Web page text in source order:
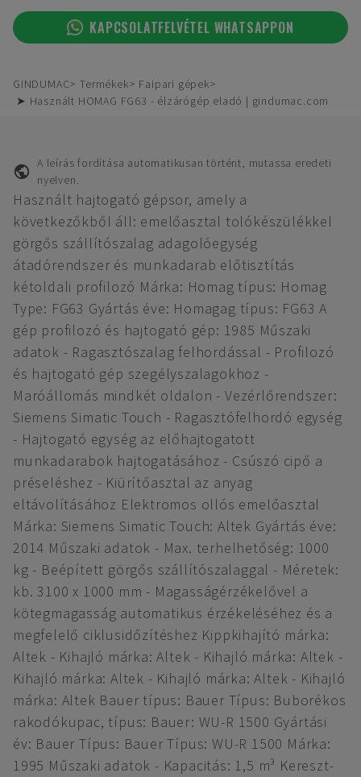
KAPCSOLATFELVÉTEL WHATSAPPON
GINDUMAC Termékek
Faipari gépek
➤ Használt HOMAG FG63 - élzárógép eladó | gindumac.com
A leírás fordítása automatikusan történt, mutassa eredeti
nyelven.
Használt hajtogató gépsor, amely a
következőkből áll: emelőasztal tolókészülékkel
görgős szállítószalag adagolóegység
átadórendszer és munkadarab előtisztítás
kétoldali profilozó Márka: Homag típus: Homag
Type: FG63 Gyártás éve: Homagag típus: FG63 A
gép profilozó és hajtogató gép: 1985 Műszaki
adatok - Ragasztószalag felhordással - Profilozó
és hajtogató gép szegélyszalagokhoz -
Maróállomás mindkét oldalon - Vezérlőrendszer:
Siemens Simatic Touch - Ragasztófelhordó egység
- Hajtogató egység az előhajtogatott
munkadarabok hajtogatásához - Csúszó cipő a
préseléshez - Kiürítőasztal az anyag
eltávolításához Elektromos ollós emelőasztal
Márka: Siemens Simatic Touch: Altek Gyártás éve:
2014 Műszaki adatok - Max. terhelhetőség: 1000
kg - Beépített görgős szállítószalaggal - Méretek:
kb. 3100 x 1000 mm - Magasságérzékelővel a
kötegmagasság automatikus érzékeléséhez és a
megfelelő ciklusidőzítéshez Kippkihajító márka:
Altek - Kihajló márka: Altek - Kihajló márka: Altek -
Kihajló márka: Altek - Kihajló márka: Altek - Kihajló
márka: Altek Bauer típus: Bauer Típus: Buborékos
rakodókupac, típus: Bauer: WU-R 1500 Gyártási
év: Bauer Típus: Bauer Típus: WU-R 1500 Márka:
1995 Műszaki adatok - Kapacitás: 1,5 m³ Kereszt-